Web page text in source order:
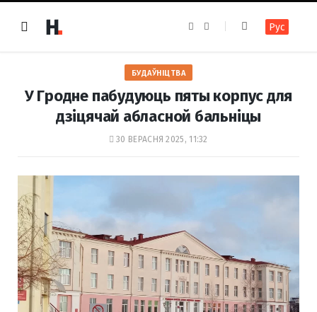
e
k
t
a
m
Рус
БУДАЎНІЦТВА
У Гродне пабудуюць пяты корпус для
дзіцячай абласной бальніцы
30 ВЕРАСНЯ 2025, 11:32